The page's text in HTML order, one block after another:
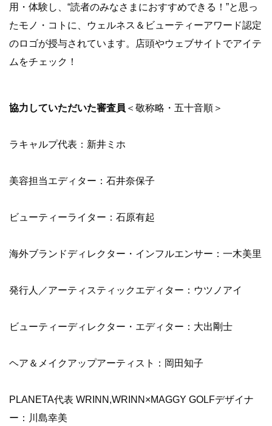
用・体験し、“読者のみなさまにおすすめできる！”と思っ
たモノ・コトに、ウェルネス＆ビューティーアワード認定
のロゴが授与されています。店頭やウェブサイトでアイテ
ムをチェック！
協力していただいた審査員 ＜敬称略・五十音順＞
ラキャルプ代表：新井ミホ
美容担当エディター：石井奈保子
ビューティーライター：石原有起
海外ブランドディレクター・インフルエンサー：一木美里
発行人／アーティスティックエディター：ウツノアイ
ビューティーディレクター・エディター：大出剛士
ヘア＆メイクアップアーティスト：岡田知子
PLANETA代表 WRINN,WRINN×MAGGY GOLFデザイナ
ー：川島幸美